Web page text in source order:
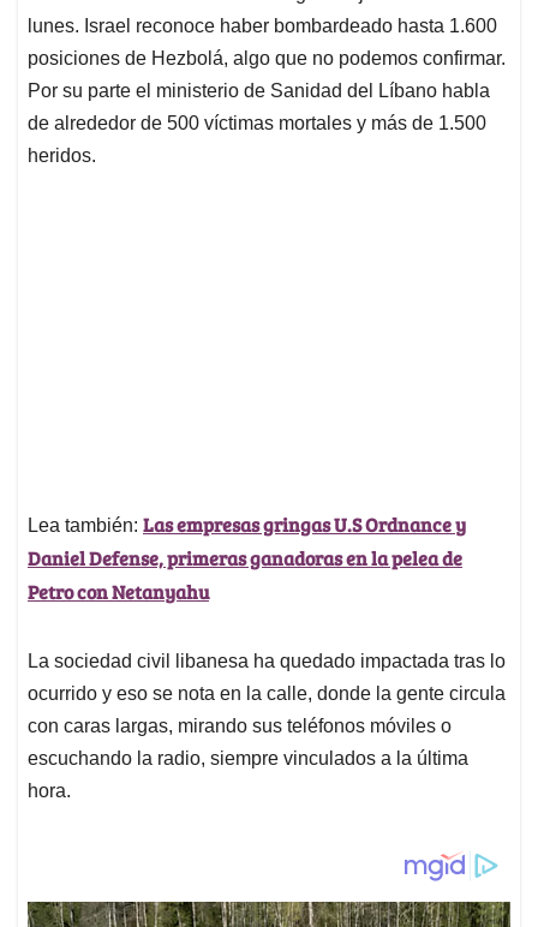
p
p
o
k
I
n
s
lunes. Israel reconoce haber bombardeado hasta 1.600
posiciones de Hezbolá, algo que no podemos confirmar.
Por su parte el ministerio de Sanidad del Líbano habla
de alrededor de 500 víctimas mortales y más de 1.500
heridos.
Lea también: Las empresas gringas U.S Ordnance y
Daniel Defense, primeras ganadoras en la pelea de
Petro con Netanyahu
La sociedad civil libanesa ha quedado impactada tras lo
ocurrido y eso se nota en la calle, donde la gente circula
con caras largas, mirando sus teléfonos móviles o
escuchando la radio, siempre vinculados a la última
hora.